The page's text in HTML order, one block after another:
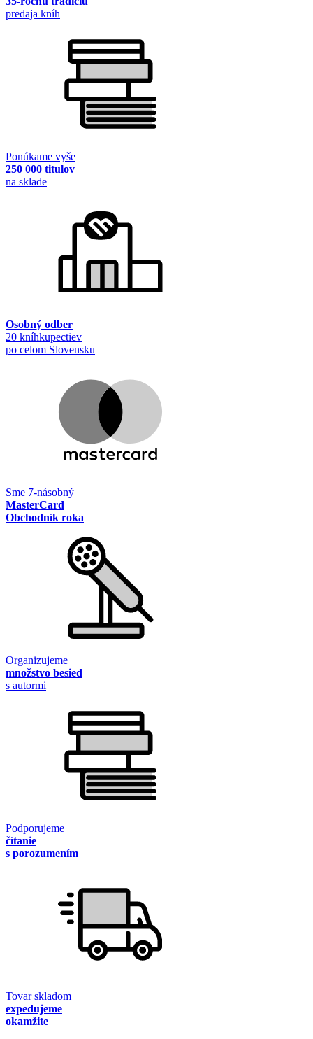
predaja kníh
Ponúkame vyše
250 000 titulov
na sklade
Osobný odber
20 kníhkupectiev
po celom Slovensku
Sme 7-násobný
MasterCard
Obchodník roka
Organizujeme
množstvo besied
s autormi
Podporujeme
čítanie
s porozumením
Tovar skladom
expedujeme
okamžite